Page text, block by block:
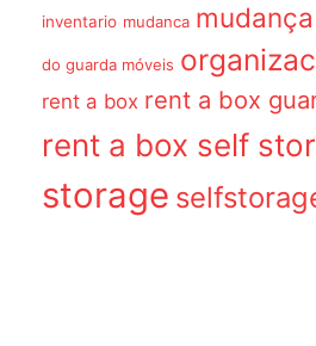
inventario mudanca mudança
do guarda móveis
rent a box rent a box
rent a box self
storage